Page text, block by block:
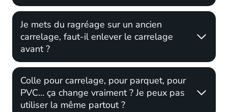
Je mets du ragréage sur un ancien
carrelage, faut-il enlever le carrelage
avant ?
Colle pour carrelage, pour parquet, pour
PVC… ça change vraiment ? Je peux pas
utiliser la même partout ?